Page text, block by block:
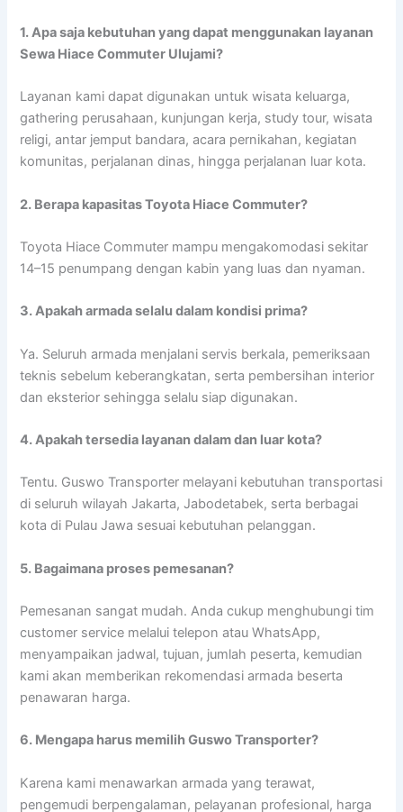
1. Apa saja kebutuhan yang dapat menggunakan layanan
Sewa Hiace Commuter Ulujami?
Layanan kami dapat digunakan untuk wisata keluarga,
gathering perusahaan, kunjungan kerja, study tour, wisata
religi, antar jemput bandara, acara pernikahan, kegiatan
komunitas, perjalanan dinas, hingga perjalanan luar kota.
2. Berapa kapasitas Toyota Hiace Commuter?
Toyota Hiace Commuter mampu mengakomodasi sekitar
14–15 penumpang dengan kabin yang luas dan nyaman.
3. Apakah armada selalu dalam kondisi prima?
Ya. Seluruh armada menjalani servis berkala, pemeriksaan
teknis sebelum keberangkatan, serta pembersihan interior
dan eksterior sehingga selalu siap digunakan.
4. Apakah tersedia layanan dalam dan luar kota?
Tentu. Guswo Transporter melayani kebutuhan transportasi
di seluruh wilayah Jakarta, Jabodetabek, serta berbagai
kota di Pulau Jawa sesuai kebutuhan pelanggan.
5. Bagaimana proses pemesanan?
Pemesanan sangat mudah. Anda cukup menghubungi tim
customer service melalui telepon atau WhatsApp,
menyampaikan jadwal, tujuan, jumlah peserta, kemudian
kami akan memberikan rekomendasi armada beserta
penawaran harga.
6. Mengapa harus memilih Guswo Transporter?
Karena kami menawarkan armada yang terawat,
pengemudi berpengalaman, pelayanan profesional, harga